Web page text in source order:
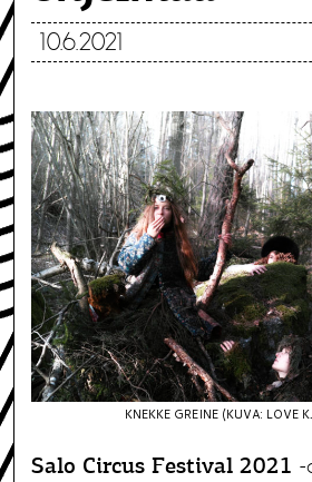
10.6.2021
KNEKKE GREINE (KUVA: LOVE
Salo Circus Festival 2021 -